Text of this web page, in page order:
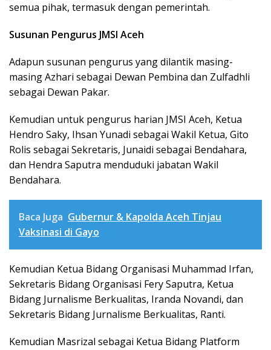
semua pihak, termasuk dengan pemerintah.
Susunan Pengurus JMSI Aceh
​Adapun susunan pengurus yang dilantik masing-
masing Azhari sebagai Dewan Pembina dan Zulfadhli
sebagai Dewan Pakar.
​Kemudian untuk pengurus harian JMSI Aceh, Ketua
Hendro Saky, Ihsan Yunadi sebagai Wakil Ketua, Gito
Rolis sebagai Sekretaris, Junaidi sebagai Bendahara,
dan Hendra Saputra menduduki jabatan Wakil
Bendahara.
Baca Juga Gubernur & Kapolda Aceh Tinjau
Vaksinasi di Gayo
​Kemudian Ketua Bidang Organisasi Muhammad Irfan,
Sekretaris Bidang Organisasi Fery Saputra, Ketua
Bidang Jurnalisme Berkualitas, Iranda Novandi, dan
Sekretaris Bidang Jurnalisme Berkualitas, Ranti.
​Kemudian Masrizal sebagai Ketua Bidang Platform